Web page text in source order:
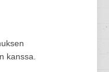
kanssa.